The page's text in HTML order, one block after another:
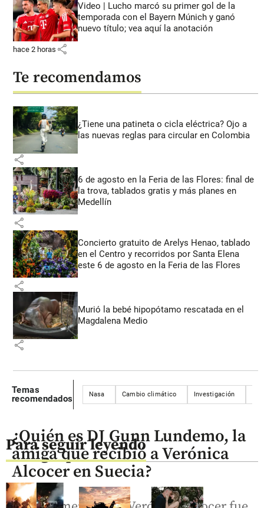
Video | Lucho marcó su primer gol de la
temporada con el Bayern Múnich y ganó
nuevo título; vea aquí la anotación
hace 2 horas share
Te recomendamos
¿Tiene una patineta o cicla eléctrica? Ojo a
las nuevas reglas para circular en Colombia
share
6 de agosto en la Feria de las Flores: final de
la trova, tablados gratis y más planes en
Medellín
share
Concierto gratuito de Arelys Henao, tablado
en el Centro y recorridos por Santa Elena
este 6 de agosto en la Feria de las Flores
share
Murió la bebé hipopótamo rescatada en el
Magdalena Medio
share
Temas
recomendados
Nasa Cambio climático Investigación
Para seguir leyendo
¿Quién es DJ Gunn Lundemo, la
amiga que recibió a Verónica
Alcocer en Suecia?